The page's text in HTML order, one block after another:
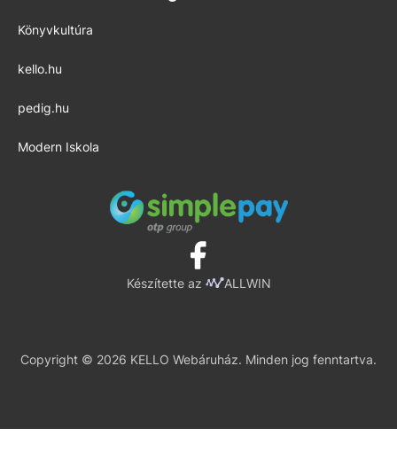
Könyvkultúra
kello.hu
pedig.hu
Modern Iskola
Készítette az ALLWIN
Copyright © 2026 KELLO Webáruház. Minden jog fenntartva.